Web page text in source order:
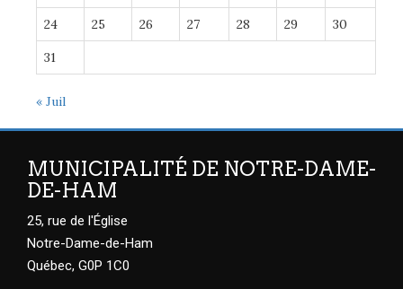
24 25 26 27 28 29 30
31
« Juil
MUNICIPALITÉ DE NOTRE-DAME-
DE-HAM
25, rue de l'Église
Notre-Dame-de-Ham
Québec, G0P 1C0